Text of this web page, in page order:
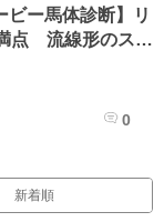
ビー馬体診断】リ
点 流線形のスラ
0
新着順